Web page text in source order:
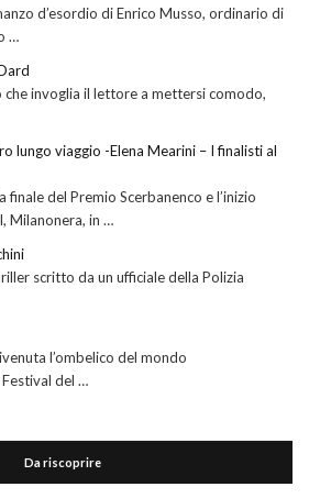
d’esordio di Enrico Musso, ordinario di
…
invoglia il lettore a mettersi comodo,
lungo viaggio -Elena Mearini – I finalisti al
del Premio Scerbanenco e l’inizio
Milanonera, in …
scritto da un ufficiale della Polizia
l’ombelico del mondo
del …
Da riscoprire